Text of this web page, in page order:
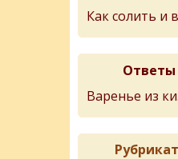
Как солить и
Ответы
Варенье из